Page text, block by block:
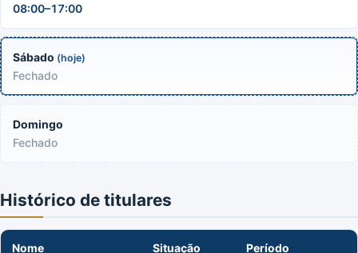
08:00–17:00
Sábado (hoje)
Fechado
Domingo
Fechado
Histórico de titulares
Nome Situação Período